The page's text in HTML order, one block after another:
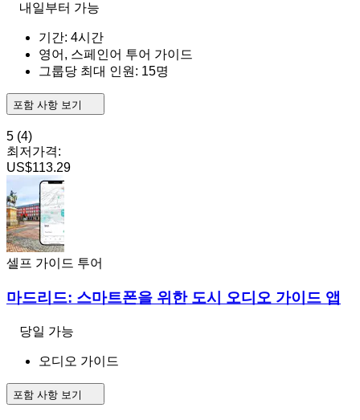
내일부터 가능
기간: 4시간
영어, 스페인어 투어 가이드
그룹당 최대 인원: 15명
포함 사항 보기
5 (4)
최저가격:
US$113.29
셀프 가이드 투어
마드리드: 스마트폰을 위한 도시 오디오 가이드 앱
당일 가능
오디오 가이드
포함 사항 보기